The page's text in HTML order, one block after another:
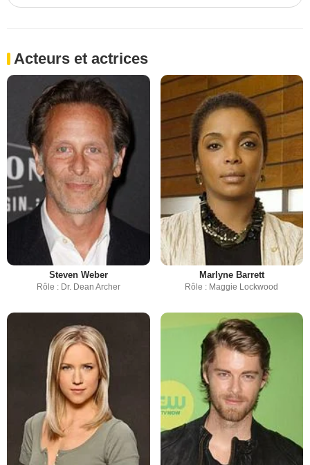
Acteurs et actrices
Steven Weber
Rôle : Dr. Dean Archer
Marlyne Barrett
Rôle : Maggie Lockwood